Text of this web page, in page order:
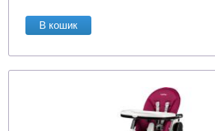
В кошик